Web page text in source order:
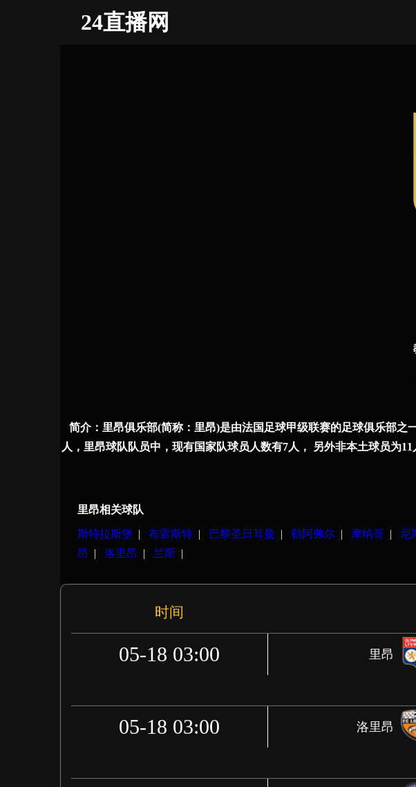
24直播网
简介： 里昂俱乐部(简称：里昂)是由法国足球甲级联赛的足球俱乐部之
人，里昂球队队员中，现有国家队球员人数有7人， 另外非本土球员为
里昂相关球队
斯特拉斯堡 | 布雷斯特 | 巴黎圣日耳曼 | 勒阿弗尔 | 摩纳哥 | 尼
昂
| 洛里昂 | 兰斯 |
时间
05-18 03:00 里昂
05-18 03:00 洛里昂